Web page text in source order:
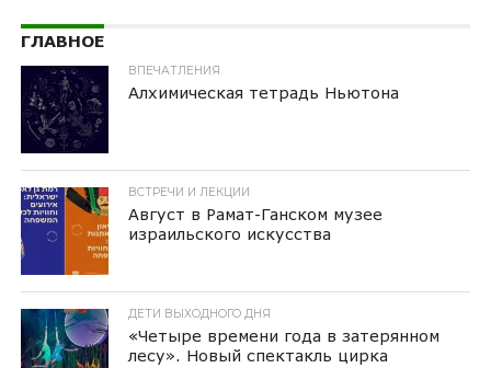
ГЛАВНОЕ
ВПЕЧАТЛЕНИЯ
Алхимическая тетрадь Ньютона
ВСТРЕЧИ И ЛЕКЦИИ
Август в Рамат-Ганском музее
израильского искусства
ДЕТИ ВЫХОДНОГО ДНЯ
«Четыре времени года в затерянном
лесу». Новый спектакль цирка